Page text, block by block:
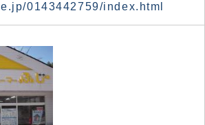
0143442759/index.html